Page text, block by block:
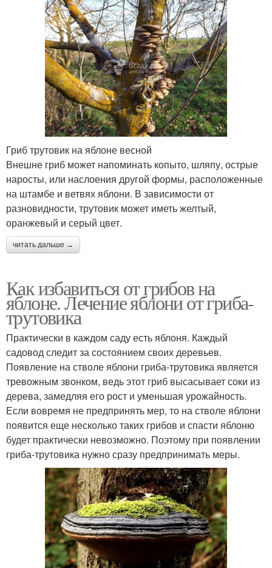
Гриб трутовик на яблоне весной
Внешне гриб может напоминать копыто, шляпу, острые
наросты, или наслоения другой формы, расположенные
на штамбе и ветвях яблони. В зависимости от
разновидности, трутовик может иметь желтый,
оранжевый и серый цвет.
читать дальше →
Как избавиться от грибов на
яблоне. Лечение яблони от гриба-
трутовика
Практически в каждом саду есть яблоня. Каждый
садовод следит за состоянием своих деревьев.
Появление на стволе яблони гриба-трутовика является
тревожным звонком, ведь этот гриб высасывает соки из
дерева, замедляя его рост и уменьшая урожайность.
Если вовремя не предпринять мер, то на стволе яблони
появится еще несколько таких грибов и спасти яблоню
будет практически невозможно. Поэтому при появлении
гриба-трутовика нужно сразу предпринимать меры.